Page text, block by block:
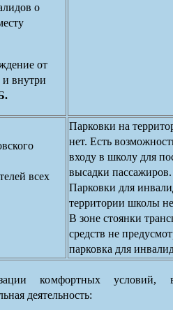
о
от
и внутри
всех
Парковки на
нет. Есть
входу в школу для
высадки пассажиров.
Парковки для
территории школы
В зоне стоянки
средств не
парковка для
комфортных условий,
деятельность: